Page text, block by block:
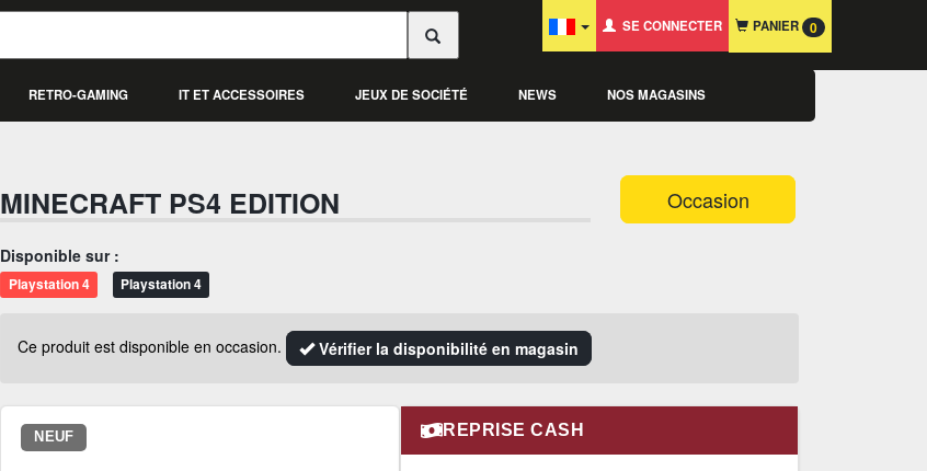
SE CONNECTER PANIER 0
RETRO-GAMING IT ET ACCESSOIRES JEUX DE SOCIÉTÉ NEWS NOS MAGASINS
MINECRAFT PS4 EDITION Occasion
Disponible sur :
Playstation 4 Playstation 4
Ce produit est disponible en occasion. Vérifier la disponibilité en magasin
NEUF REPRISE CASH